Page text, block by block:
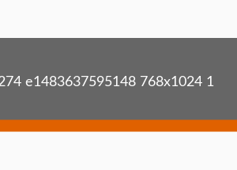
e1483637595148 768x1024 1